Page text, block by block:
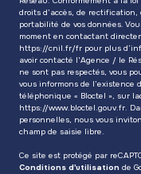
droits d’accès, de
portabilité de vos données.
moment en contactant
https://cnil.fr/fr pour plus
avoir contacté l'Agence / le
ne sont pas respectés, vous
vous informons de l’existence
téléphonique « Bloctel », sur
https://www.bloctel.gouv.fr.
personnelles, nous vous
champ de saisie libre.
Ce site est protégé par
Conditions d'utilisation de